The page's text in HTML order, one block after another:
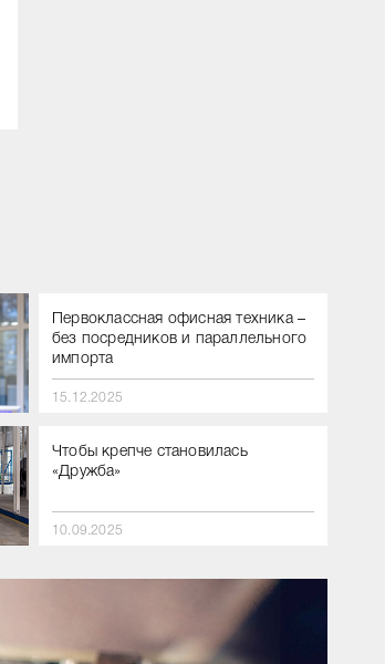
Первоклассная офисная техника –
без посредников и параллельного
импорта
15.12.2025
Чтобы крепче становилась
«Дружба»
10.09.2025